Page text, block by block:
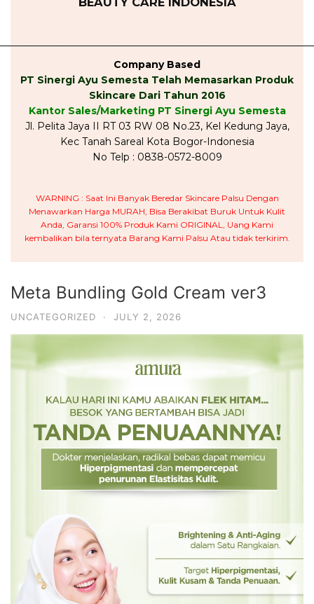
Company Based
PT Sinergi Ayu Semesta Telah Memasarkan Produk
Skincare Dari Tahun 2016
Kantor Sales/Marketing PT Sinergi Ayu Semesta
Jl. Pelita Jaya II RT 03 RW 08 No.23, Kel Kedung Jaya,
Kec Tanah Sareal Kota Bogor-Indonesia
No Telp : 0838-0572-8009
WARNING : Saat Ini Banyak Beredar Skincare Palsu Dengan
Menawarkan Harga MURAH, Bisa Berakibat Buruk Untuk Kulit
Anda, Garansi 100% Produk Kami ORIGINAL, Uang Kami
kembalikan bila ternyata Barang Kami Palsu Atau tidak terkirim.
Meta Bundling Gold Cream ver3
UNCATEGORIZED · JULY 2, 2026